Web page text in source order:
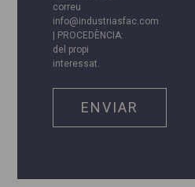
correu
info@industriasfac.com
| PROCEDÈNCIA:
del propi
interessat.